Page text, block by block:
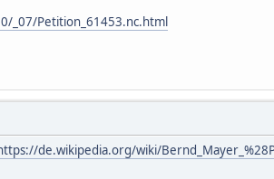
_07/Petition_61453.nc.html
de.wikipedia.org/wiki/